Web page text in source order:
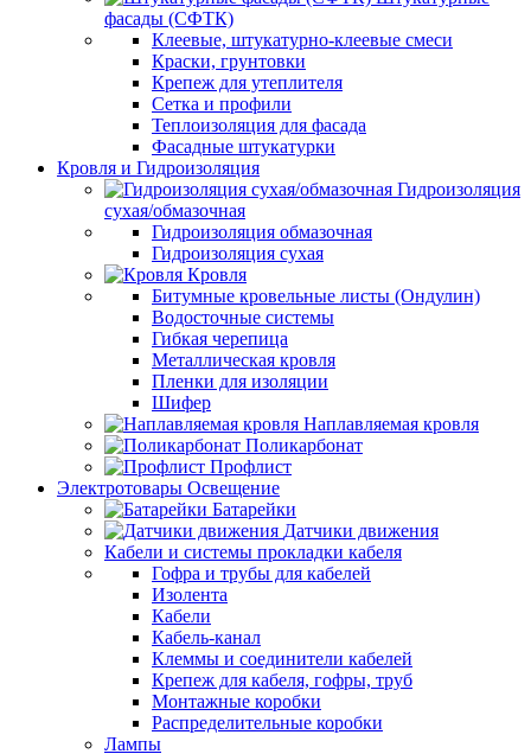
фасады (СФТК)
Клеевые, штукатурно-клеевые смеси
Краски, грунтовки
Крепеж для утеплителя
Сетка и профили
Теплоизоляция для фасада
Фасадные штукатурки
Кровля и Гидроизоляция
Гидроизоляция
сухая/обмазочная
Гидроизоляция обмазочная
Гидроизоляция сухая
Кровля
Битумные кровельные листы (Ондулин)
Водосточные системы
Гибкая черепица
Металлическая кровля
Пленки для изоляции
Шифер
Наплавляемая кровля
Поликарбонат
Профлист
Электротовары Освещение
Батарейки
Датчики движения
Кабели и системы прокладки кабеля
Гофра и трубы для кабелей
Изолента
Кабели
Кабель-канал
Клеммы и соединители кабелей
Крепеж для кабеля, гофры, труб
Монтажные коробки
Распределительные коробки
Лампы